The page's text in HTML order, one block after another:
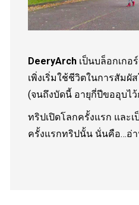
DeeryArch เป็นบล็อกเกอ
เพิ่งเริ่มใช้ชีวิตในการสัมผั
(จนถึงบัดนี้ อายุกี่ปีขออุบไ
ทริปเปิดโลกครั้งแรก และเ
ครั้งแรกทริปนั้น นั่นคือ…อ่